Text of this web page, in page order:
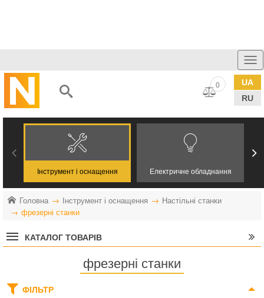
UA
RU
0
Інструмент і оснащення Електричне обладнання
Головна Інструмент і оснащення
Настільні станки
фрезерні станки
КАТАЛОГ ТОВАРІВ
фрезерні станки
ФІЛЬТР